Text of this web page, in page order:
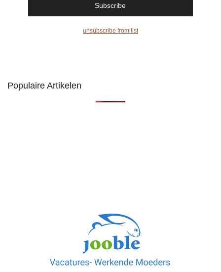
unsubscribe from list
Populaire Artikelen